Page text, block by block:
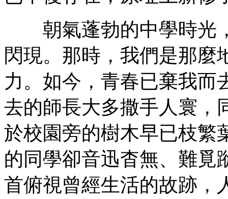
朝氣蓬勃的中學時光
閃現。那時，我們是那麼
力。如今，青春已棄我而
去的師長大多撒手人寰，
於校園旁的樹木早已枝繁
的同學卻音迅杳無、難覓
首俯視曾經生活的故跡，